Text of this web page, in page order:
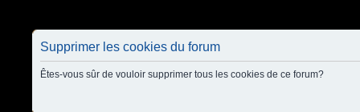
Supprimer les cookies du forum
Êtes-vous sûr de vouloir supprimer tous les cookies de ce forum?